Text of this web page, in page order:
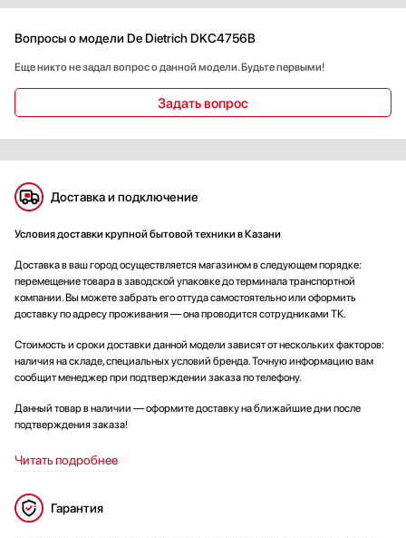
микроволновку и не теряя накопленное тепло.Таймер с
использования – можно не беспокоиться о том, что что-то
может перегреться или подгореть. Функция отложенного
Вопросы о модели De Dietrich DKC4756B
Еще никто не задал вопрос о данной модели. Будьте первыми!
Задать вопрос
Доставка и подключение
Условия доставки крупной бытовой техники в Казани
Доставка в ваш город осуществляется магазином в следующем порядке:
перемещение товара в заводской упаковке до терминала транспортной
компании. Вы можете забрать его оттуда самостоятельно или оформить
доставку по адресу проживания — она проводится сотрудниками ТК.
Стоимость и сроки доставки данной модели зависят от нескольких факторов:
наличия на складе, специальных условий бренда. Точную информацию вам
сообщит менеджер при подтверждении заказа по телефону.
Данный товар в наличии — оформите доставку на ближайшие дни после
подтверждения заказа!
Читать подробнее
Гарантия